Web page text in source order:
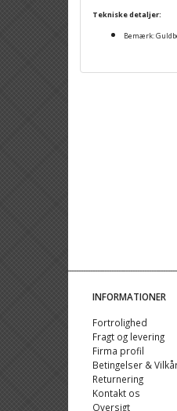
Tekniske detaljer:
Bemærk:
INFORMATIONER
Fortrolighed
Fragt og levering
Firma profil
Betingelser &
Returnering
Kontakt os
Oversigt